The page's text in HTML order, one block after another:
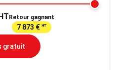
Retour gagnant
7 873 € HT
gratuit